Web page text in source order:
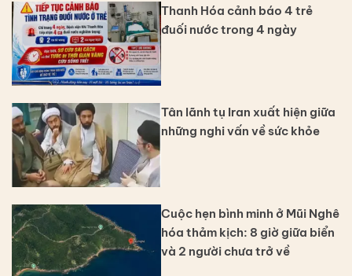
Thanh Hóa cảnh báo 4 trẻ
đuối nước trong 4 ngày
Tân lãnh tụ Iran xuất hiện giữa
những nghi vấn về sức khỏe
Cuộc hẹn bình minh ở Mũi Nghê
hóa thảm kịch: 8 giờ giữa biển
và 2 người chưa trở về